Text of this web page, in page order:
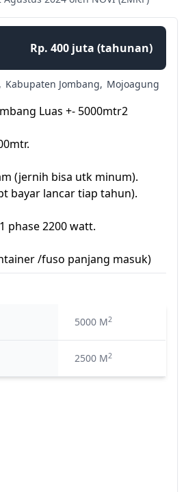
Rp. 400 juta (tahunan)
Kabupaten Jombang, Mojoagung
Luas +- 5000mtr2
(jernih bisa utk minum).
bayar lancar tiap tahun).
phase 2200 watt.
/fuso panjang masuk)
5000 M2
2500 M2